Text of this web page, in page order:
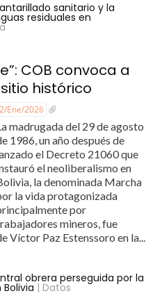
sanitario y la
residuales en
COB convoca a
histórico
Ene/2026
madrugada del 29 de agosto
1986, un año después de
el Decreto 21060 que
el neoliberalismo en
la denominada Marcha
la vida protagonizada
por
mineros, fue
Víctor Paz Estenssoro en la...
obrera perseguida por la
| Datos